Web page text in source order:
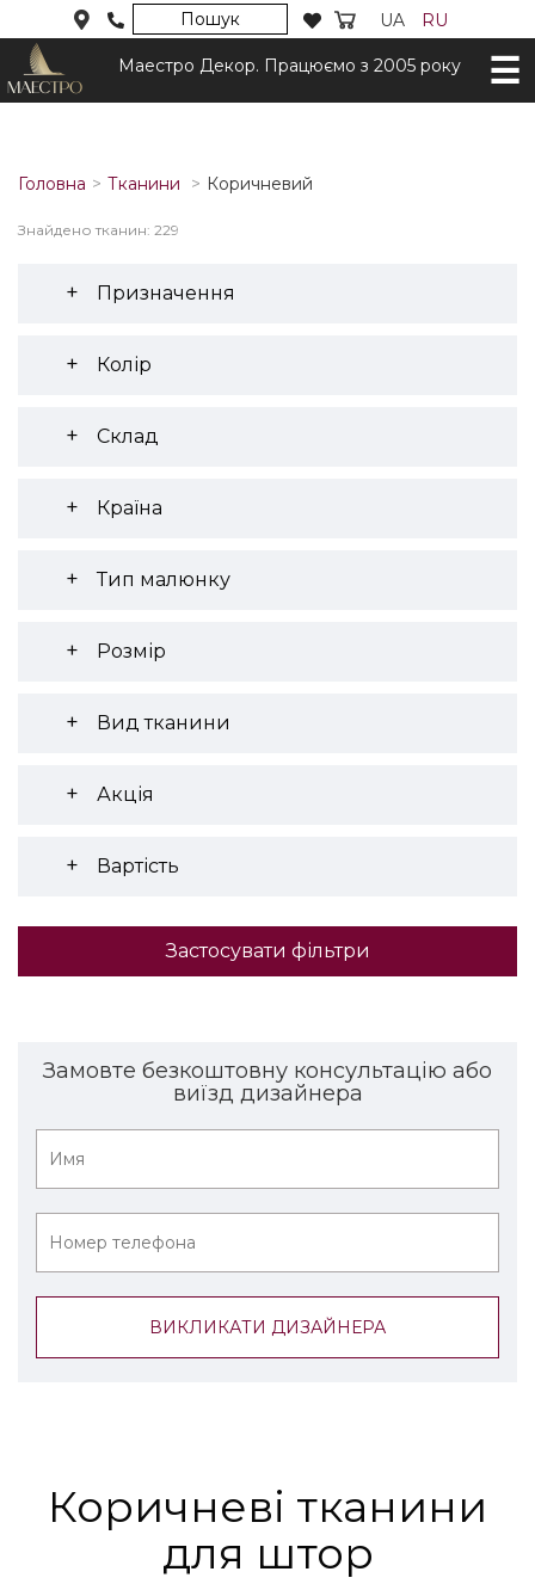
Пошук UA RU
Маестро Декор. Працюємо з 2005 року
Головна Тканини Коричневий
Знайдено тканин: 229
Призначення
Колір
Склад
Країна
Тип малюнку
Розмір
Вид тканини
Акція
Вартість
Застосувати фільтри
Замовте безкоштовну консультацію або
виїзд дизайнера
Коричневі тканини
для штор